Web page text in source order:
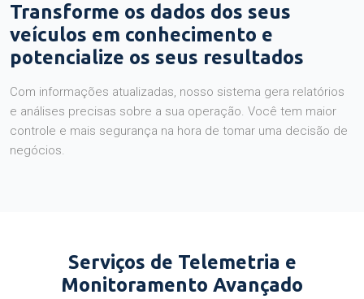
Transforme os dados dos seus
veículos em conhecimento e
potencialize os seus resultados
Com informações atualizadas, nosso sistema gera relatórios
e análises precisas sobre a sua operação. Você tem maior
controle e mais segurança na hora de tomar uma decisão de
negócios.
Serviços de Telemetria e
Monitoramento Avançado